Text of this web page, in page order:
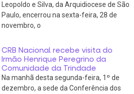
Leopoldo e Silva, da Arquidiocese de São
Paulo, encerrou na sexta-feira, 28 de
novembro, o
CRB Nacional recebe visita do
Irmão Henrique Peregrino da
Comunidade da Trindade
Na manhã desta segunda-feira, 1º de
dezembro, a sede da Conferência dos